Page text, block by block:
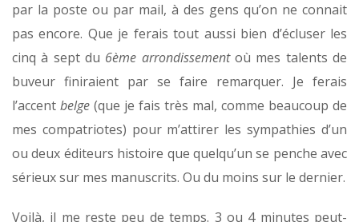
par la poste ou par mail, à des gens qu’on ne connait
pas encore. Que je ferais tout aussi bien d’écluser les
cinq à sept du 6ème arrondissementoù mes talents de
buveur finiraient par se faire remarquer. Je ferais
l’accent belge (que je fais très mal, comme beaucoup de
mes compatriotes) pour m’attirer les sympathies d’un
ou deux éditeurs histoire que quelqu’un se penche avec
sérieux sur mes manuscrits. Ou du moins sur le dernier.
Voilà, il me reste peu de temps. 3 ou 4 minutes peut-